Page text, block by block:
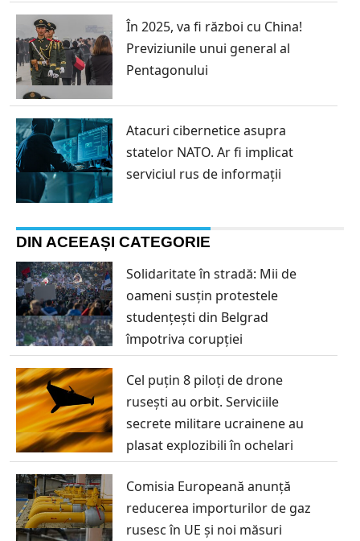
În 2025, va fi război cu China!
Previziunile unui general al
Pentagonului
Atacuri cibernetice asupra
statelor NATO. Ar fi implicat
serviciul rus de informații
DIN ACEEAȘI CATEGORIE
Solidaritate în stradă: Mii de
oameni susțin protestele
studențești din Belgrad
împotriva corupției
Cel puțin 8 piloți de drone
rusești au orbit. Serviciile
secrete militare ucrainene au
plasat explozibili în ochelari
Comisia Europeană anunță
reducerea importurilor de gaz
rusesc în UE și noi măsuri